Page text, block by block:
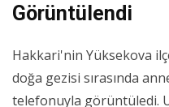
Görüntülendi
Hakkari'nin Yüksekova
doğa gezisi sırasında
telefonuyla görüntüledi.